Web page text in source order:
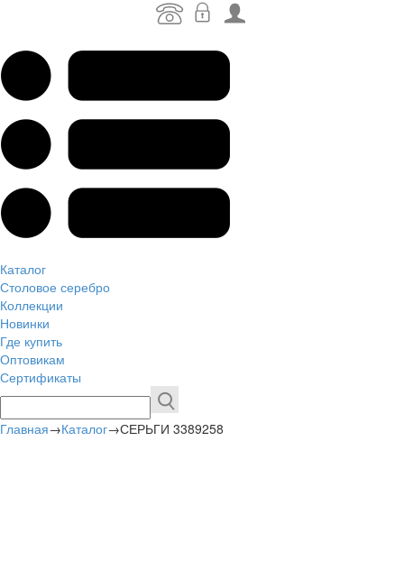
Каталог
Столовое серебро
Коллекции
Новинки
Где купить
Оптовикам
Сертификаты
Главная→Каталог→СЕРЬГИ 3389258